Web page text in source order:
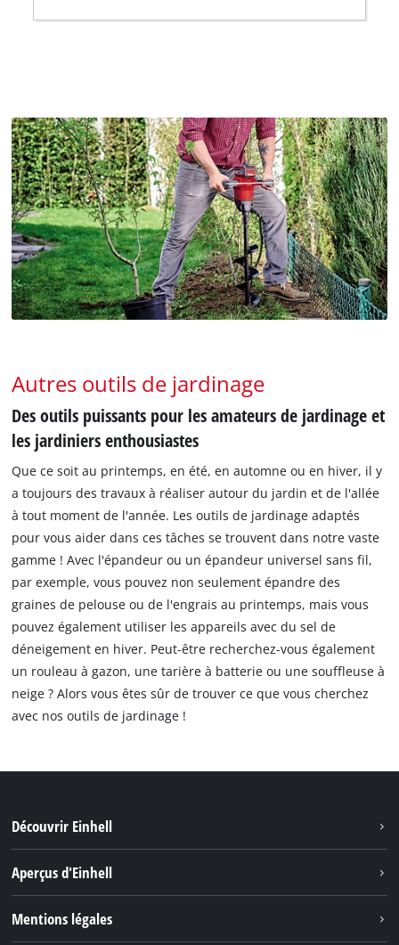
Autres outils de jardinage
Des outils puissants pour les amateurs de jardinage et
les jardiniers enthousiastes
Que ce soit au printemps, en été, en automne ou en hiver, il y
a toujours des travaux à réaliser autour du jardin et de l'allée
à tout moment de l'année. Les outils de jardinage adaptés
pour vous aider dans ces tâches se trouvent dans notre vaste
gamme ! Avec l'épandeur ou un épandeur universel sans fil,
par exemple, vous pouvez non seulement épandre des
graines de pelouse ou de l'engrais au printemps, mais vous
pouvez également utiliser les appareils avec du sel de
déneigement en hiver. Peut-être recherchez-vous également
un rouleau à gazon, une tarière à batterie ou une souffleuse à
neige ? Alors vous êtes sûr de trouver ce que vous cherchez
avec nos outils de jardinage !
Découvrir Einhell
Découvrir Einhell
Aperçus d'Einhell
Mentions légales